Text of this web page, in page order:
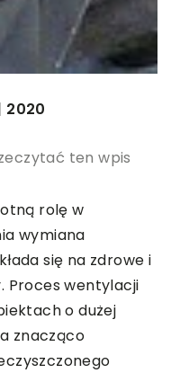
2020
ten wpis
rolę w
wymiana
się na zdrowe i
Proces wentylacji
o dużej
znacząco